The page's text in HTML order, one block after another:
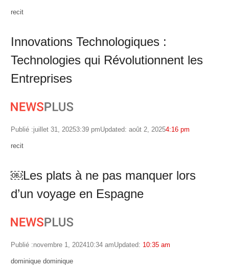
Author
recit
Innovations Technologiques :
Technologies qui Révolutionnent les
Entreprises
Publié :juillet 31, 20253:39 pmUpdated: août 2, 20254:16 pm
Author
recit
￼Les plats à ne pas manquer lors
d’un voyage en Espagne
Publié :novembre 1, 202410:34 amUpdated: 10:35 am
Author
dominique dominique